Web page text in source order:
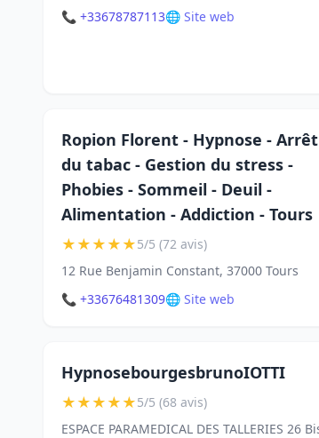
📞 +33678787113🌐 Site web
Ropion Florent - Hypnose - Arrêt
du tabac - Gestion du stress -
Phobies - Sommeil - Deuil -
Alimentation - Addiction - Tours
★★★★★5/5 (72 avis)
12 Rue Benjamin Constant, 37000 Tours
📞 +33676481309🌐 Site web
HypnosebourgesbrunoIOTTI
★★★★★5/5 (68 avis)